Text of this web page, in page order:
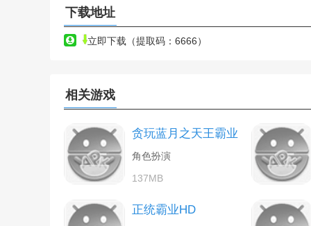
下载地址
立即下载（提取码：6666）
相关游戏
贪玩蓝月之天王霸业
角色扮演
137MB
正统霸业HD